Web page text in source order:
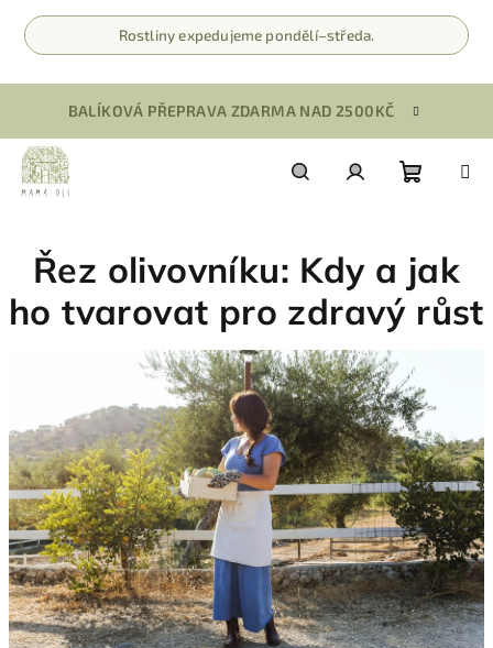
Rostliny expedujeme pondělí–středa.
obsah
BALÍKOVÁ PŘEPRAVA ZDARMA NAD 2500KČ
košík
Řez olivovníku: Kdy a jak
ho tvarovat pro zdravý růst